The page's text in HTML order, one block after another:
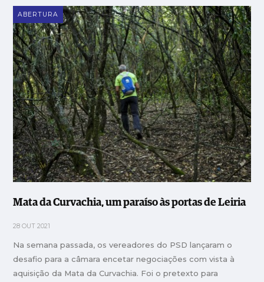
ABERTURA
Mata da Curvachia, um paraíso às portas de Leiria
28 OUT 2021
Na semana passada, os vereadores do PSD lançaram o
desafio para a câmara encetar negociações com vista à
aquisição da Mata da Curvachia. Foi o pretexto para